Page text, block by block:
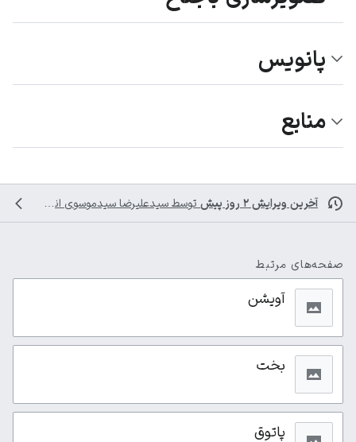
پانویس
منابع
آخرین ویرایش ۲ روز پیش توسط سیدعلیرضا سیدموسوی انجام شده است
صفحه‌های مرتبط
آویشن
بخت
پاتوق